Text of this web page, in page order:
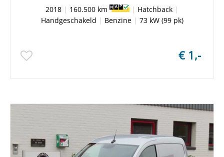
2018 | 160.500 km | Hatchback |
Handgeschakeld | Benzine| 73 kW (99 pk)
€ 1,-